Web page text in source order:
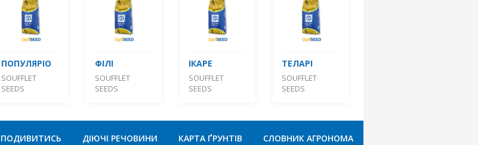
ПОПУЛЯРІО
SOUFFLET
SEEDS
ФІЛІ
SOUFFLET
SEEDS
ІКАРЕ
SOUFFLET
SEEDS
ТЕЛАРІ
SOUFFLET
SEEDS
ПОДИВИТИСЬ ДІЮЧІ РЕЧОВИНИ КАРТА ҐРУНТІВ СЛОВНИК АГРОНОМА